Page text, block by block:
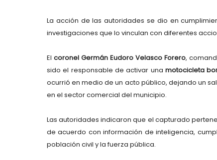
La acción de las autoridades se dio en
investigaciones que lo vinculan con diferentes
Elcoronel Germán Eudoro Velasco Forero,
sido el responsable de activar unamotocicleta
ocurrió en medio de un acto público, dejando un
en el sector comercial del municipio.
Las autoridades indicaron que el capturado
de acuerdo con información de inteligencia,
población civil y la fuerza pública.